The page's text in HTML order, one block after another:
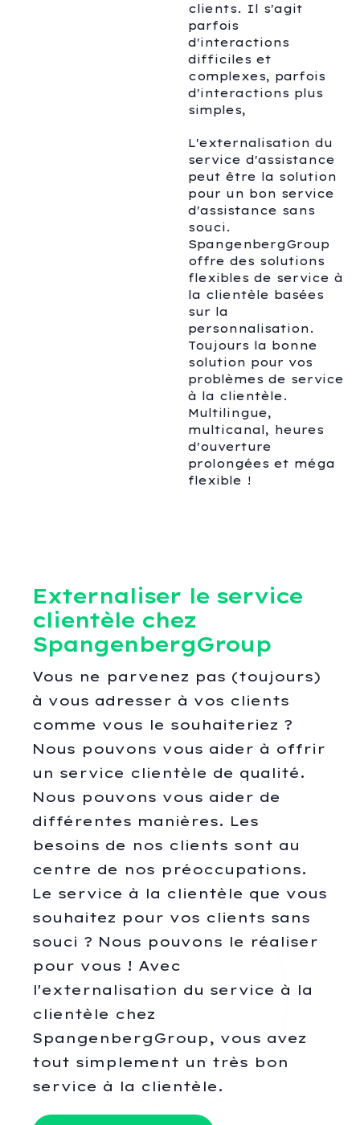
clients. Il s'agit
parfois
d'interactions
difficiles et
complexes, parfois
d'interactions plus
simples,
L'externalisation du
service d'assistance
peut être la solution
pour un bon service
d'assistance sans
souci.
SpangenbergGroup
offre des solutions
flexibles de service à
la clientèle basées
sur la
personnalisation.
Toujours la bonne
solution pour vos
problèmes de service
à la clientèle.
Multilingue,
multicanal, heures
d'ouverture
prolongées et méga
flexible !
Externaliser le service
clientèle chez
SpangenbergGroup
Vous ne parvenez pas (toujours)
à vous adresser à vos clients
comme vous le souhaiteriez ?
Nous pouvons vous aider à offrir
un service clientèle de qualité.
Nous pouvons vous aider de
différentes manières. Les
besoins de nos clients sont au
centre de nos préoccupations.
Le service à la clientèle que vous
souhaitez pour vos clients sans
souci ? Nous pouvons le réaliser
pour vous ! Avec
l'externalisation du service à la
clientèle chez
SpangenbergGroup, vous avez
tout simplement un très bon
service à la clientèle.